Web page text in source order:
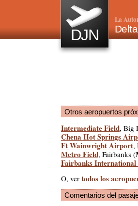
DJN
La
Otros aeropuertos
Intermediate Field, Big
Chena Hot Springs
Ft Wainwright Airport,
Metro Field, Fairbanks (
Fairbanks
O, ver todos los
Comentarios del